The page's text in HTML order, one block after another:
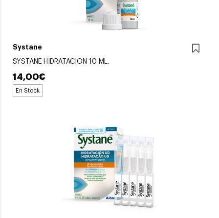
Systane
SYSTANE HIDRATACION 10 ML.
14,00€
En Stock